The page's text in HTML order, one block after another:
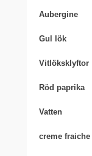
Aubergine
Gul lök
Vitlöksklyftor
Röd paprika
Vatten
creme fraiche